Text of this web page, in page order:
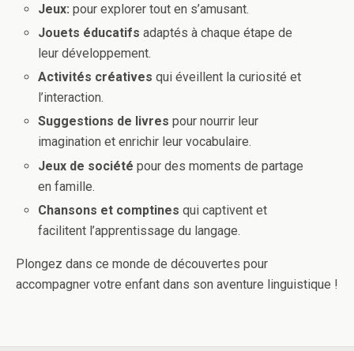
Jeux:pour explorer tout en s’amusant.
Jouets éducatifsadaptés à chaque étape de
leur développement.
Activités créatives qui éveillent la curiosité et
l’interaction.
Suggestions de livres pour nourrir leur
imagination et enrichir leur vocabulaire.
Jeux de société pour des moments de partage
en famille.
Chansons et comptines qui captivent et
facilitent l’apprentissage du langage.
Plongez dans ce monde de découvertes pour
accompagner votre enfant dans son aventure linguistique !